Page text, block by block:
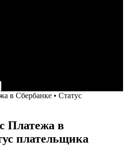
Платежа в
плательщика